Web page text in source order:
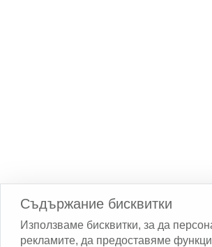
Съдържание бисквитки
Използваме бисквитки, за да
рекламите, да предоставяме